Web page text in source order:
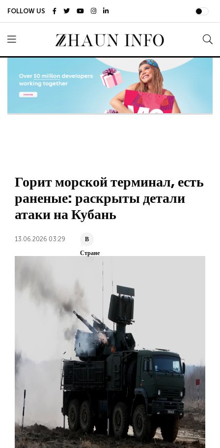
FOLLOW US
Горит морской терминал, есть
раненые: раскрыты детали
атаки на Кубань
13.06.2026 03:29
В
Стране